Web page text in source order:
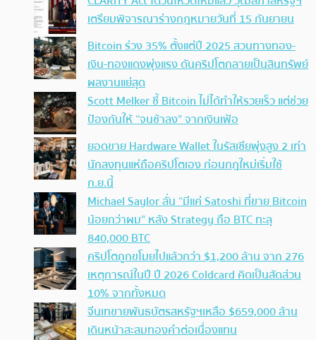
เตรียมพิจารณาร่างกฎหมายวันที่ 15 กันยายน
Bitcoin ร่วง 35% ตั้งแต่ปี 2025 สวนทางทอง-
เงิน-ทองแดงพุ่งแรง ดันคริปโตกลายเป็นสินทรัพย์
ผลงานแย่สุด
Scott Melker ชี้ Bitcoin ไม่ได้ทำให้รวยเร็ว แต่ช่วย
ป้องกันให้ “จนช้าลง” จากเงินเฟ้อ
ยอดขาย Hardware Wallet ในรัสเซียพุ่งสูง 2 เท่า
นักลงทุนแห่ถือคริปโตเอง ก่อนกฎใหม่เริ่มใช้
ก.ย.นี้
Michael Saylor ลั่น “มีแค่ Satoshi ที่ขาย Bitcoin
น้อยกว่าผม” หลัง Strategy ถือ BTC ทะลุ
840,000 BTC
คริปโตถูกขโมยไปแล้วกว่า $1,200 ล้าน จาก 276
เหตุการณ์ในปี ปี 2026 Coldcard คิดเป็นสัดส่วน
10% จากทั้งหมด
จีนเทขายพันธบัตรสหรัฐฯเหลือ $659,000 ล้าน
เดินหน้าสะสมทองคำต่อเนื่องแทน